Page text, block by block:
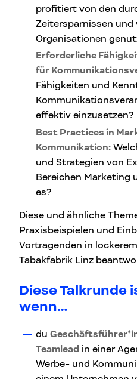
profitiert von den
Zeitersparnissen und
Organisationen
Erforderliche
für
Fähigkeiten und
effektiv einzusetzen?
Best Practices in
Kommunikation:
und Strategien von
Bereichen Marketing
es?
Diese und ähnliche
Praxisbeispielen und
Vortragenden in
Tabakfabrik Linz
Diese Talkrunde
wenn…
du
Teamlead in einer
Werbe- und